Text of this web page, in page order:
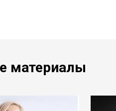
материалы